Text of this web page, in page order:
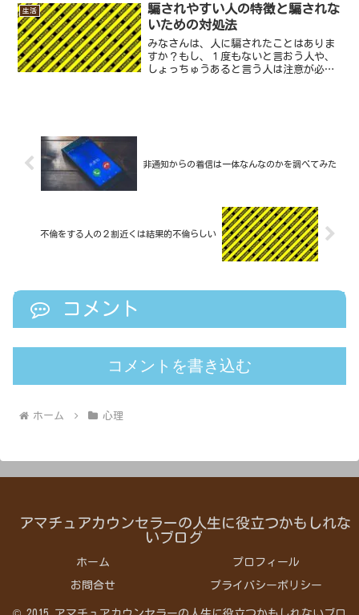
で鏡写しのようにすることで、親近感が
得られ親密になれるとか言...
生活
騙されやすい人の特徴と騙されな
いための対処法
みなさんは、人に騙されたことはありま
すか？もし、１度もないと言おう人や、
しょっちゅうあると言う人は注意が必要
非通知からの着信は一体なんなのかを調べてみた
不倫をする人の２割近くは結果的不倫らしい
コメント
コメントを書き込む
ホーム 心理
アマチュアカウンセラーの人生に役立つかもしれな
いブログ
ホーム プロフィール
お問合せ プライバシーポリシー